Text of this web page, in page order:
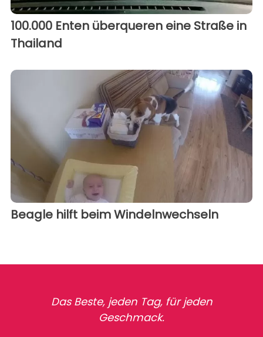
100.000 Enten überqueren eine Straße in
Thailand
Beagle hilft beim Windelnwechseln
Das Beste, jeden Tag, für jeden
Geschmack.